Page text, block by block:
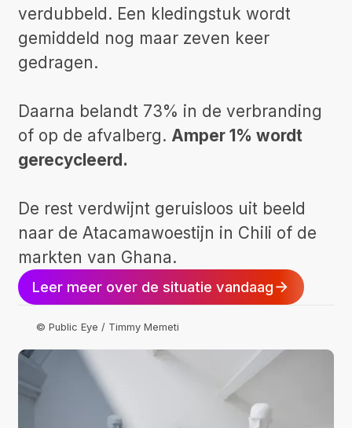
verdubbeld. Een kledingstuk wordt
gemiddeld nog maar zeven keer
gedragen.
Daarna belandt 73% in de verbranding
of op de afvalberg. Amper 1% wordt
gerecycleerd.
De rest verdwijnt geruisloos uit beeld
naar de Atacamawoestijn in Chili of de
markten van Ghana.
Leer meer over de situatie vandaag
© Public Eye / Timmy Memeti